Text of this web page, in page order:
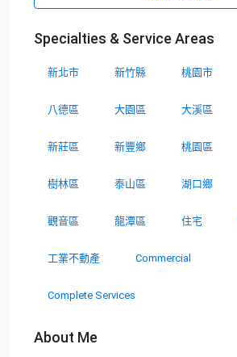
Specialties & Service Areas
新北市 新竹縣 桃園市
八德區 大園區 大溪區
新莊區 新豐鄉 桃園區
樹林區 泰山區 湖口鄉
觀音區 龍潭區 住宅
工業不動產 Commercial
Complete Services
About Me